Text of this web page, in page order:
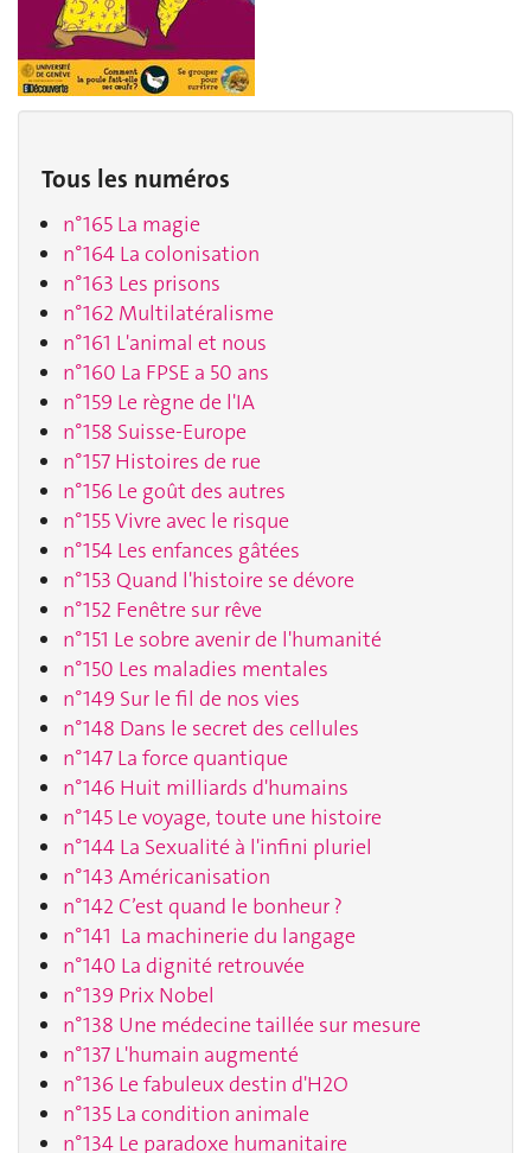
Tous les numéros
n°165 La magie
n°164 La colonisation
n°163 Les prisons
n°162 Multilatéralisme
n°161 L'animal et nous
n°160 La FPSE a 50 ans
n°159 Le règne de l'IA
n°158 Suisse-Europe
n°157 Histoires de rue
n°156 Le goût des autres
n°155 Vivre avec le risque
n°154 Les enfances gâtées
n°153 Quand l'histoire se dévore
n°152 Fenêtre sur rêve
n°151 Le sobre avenir de l'humanité
n°150 Les maladies mentales
n°149 Sur le fil de nos vies
n°148 Dans le secret des cellules
n°147 La force quantique
n°146 Huit milliards d'humains
n°145 Le voyage, toute une histoire
n°144 La Sexualité à l'infini pluriel
n°143 Américanisation
n°142 C’est quand le bonheur ?
n°141 La machinerie du langage
n°140 La dignité retrouvée
n°139 Prix Nobel
n°138 Une médecine taillée sur mesure
n°137 L'humain augmenté
n°136 Le fabuleux destin d'H2O
n°135 La condition animale
n°134 Le paradoxe humanitaire